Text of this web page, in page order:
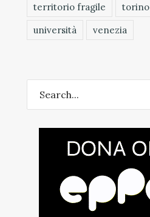
territorio fragile
torino
università
venezia